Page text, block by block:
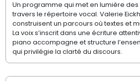
Un programme qui met en lumière
travers le répertoire vocal. Valerie
construisent un parcours où textes et
La voix s’inscrit dans une écriture
piano accompagne et structure
qui privilégie la clarté du discours.